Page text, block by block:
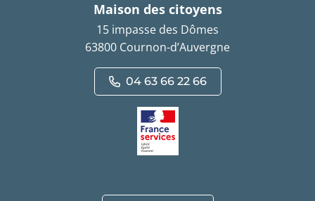
Maison des citoyens
15 impasse des Dômes
63800 Cournon-d’Auvergne
04 63 66 22 66